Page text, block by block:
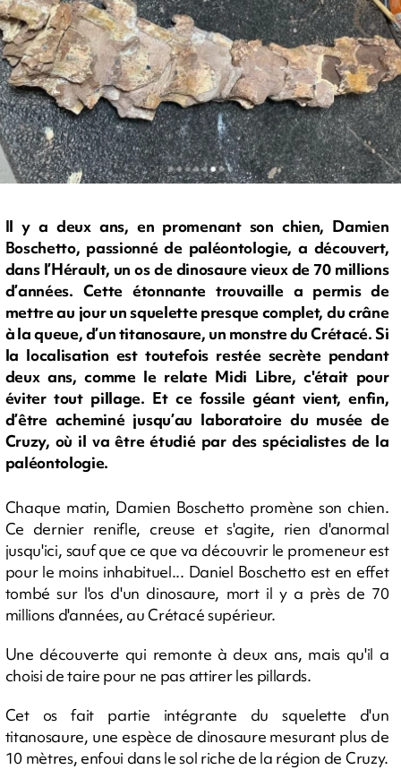
Il y a deux ans, en promenant son chien, Damien
Boschetto, passionné de paléontologie, a découvert,
dans l’Hérault, un os de dinosaure vieux de 70 millions
d’années. Cette étonnante trouvaille a permis de
mettre au jour un squelette presque complet, du crâne
à la queue, d’un titanosaure, un monstre du Crétacé. Si
la localisation est toutefois restée secrète pendant
deux ans, comme le relate Midi Libre, c'était pour
éviter tout pillage. Et ce fossile géant vient, enfin,
d’être acheminé jusqu’au laboratoire du musée de
Cruzy, où il va être étudié par des spécialistes de la
paléontologie.
Chaque matin, Damien Boschetto promène son chien.
Ce dernier renifle, creuse et s'agite, rien d'anormal
jusqu'ici, sauf que ce que va découvrir le promeneur est
pour le moins inhabituel... Daniel Boschetto est en effet
tombé sur l'os d'un dinosaure, mort il y a près de 70
millions d'années, au Crétacé supérieur.
Une découverte qui remonte à deux ans, mais qu'il a
choisi de taire pour ne pas attirer les pillards.
Cet os fait partie intégrante du squelette d'un
titanosaure, une espèce de dinosaure mesurant plus de
10 mètres, enfoui dans le sol riche de la région de Cruzy.